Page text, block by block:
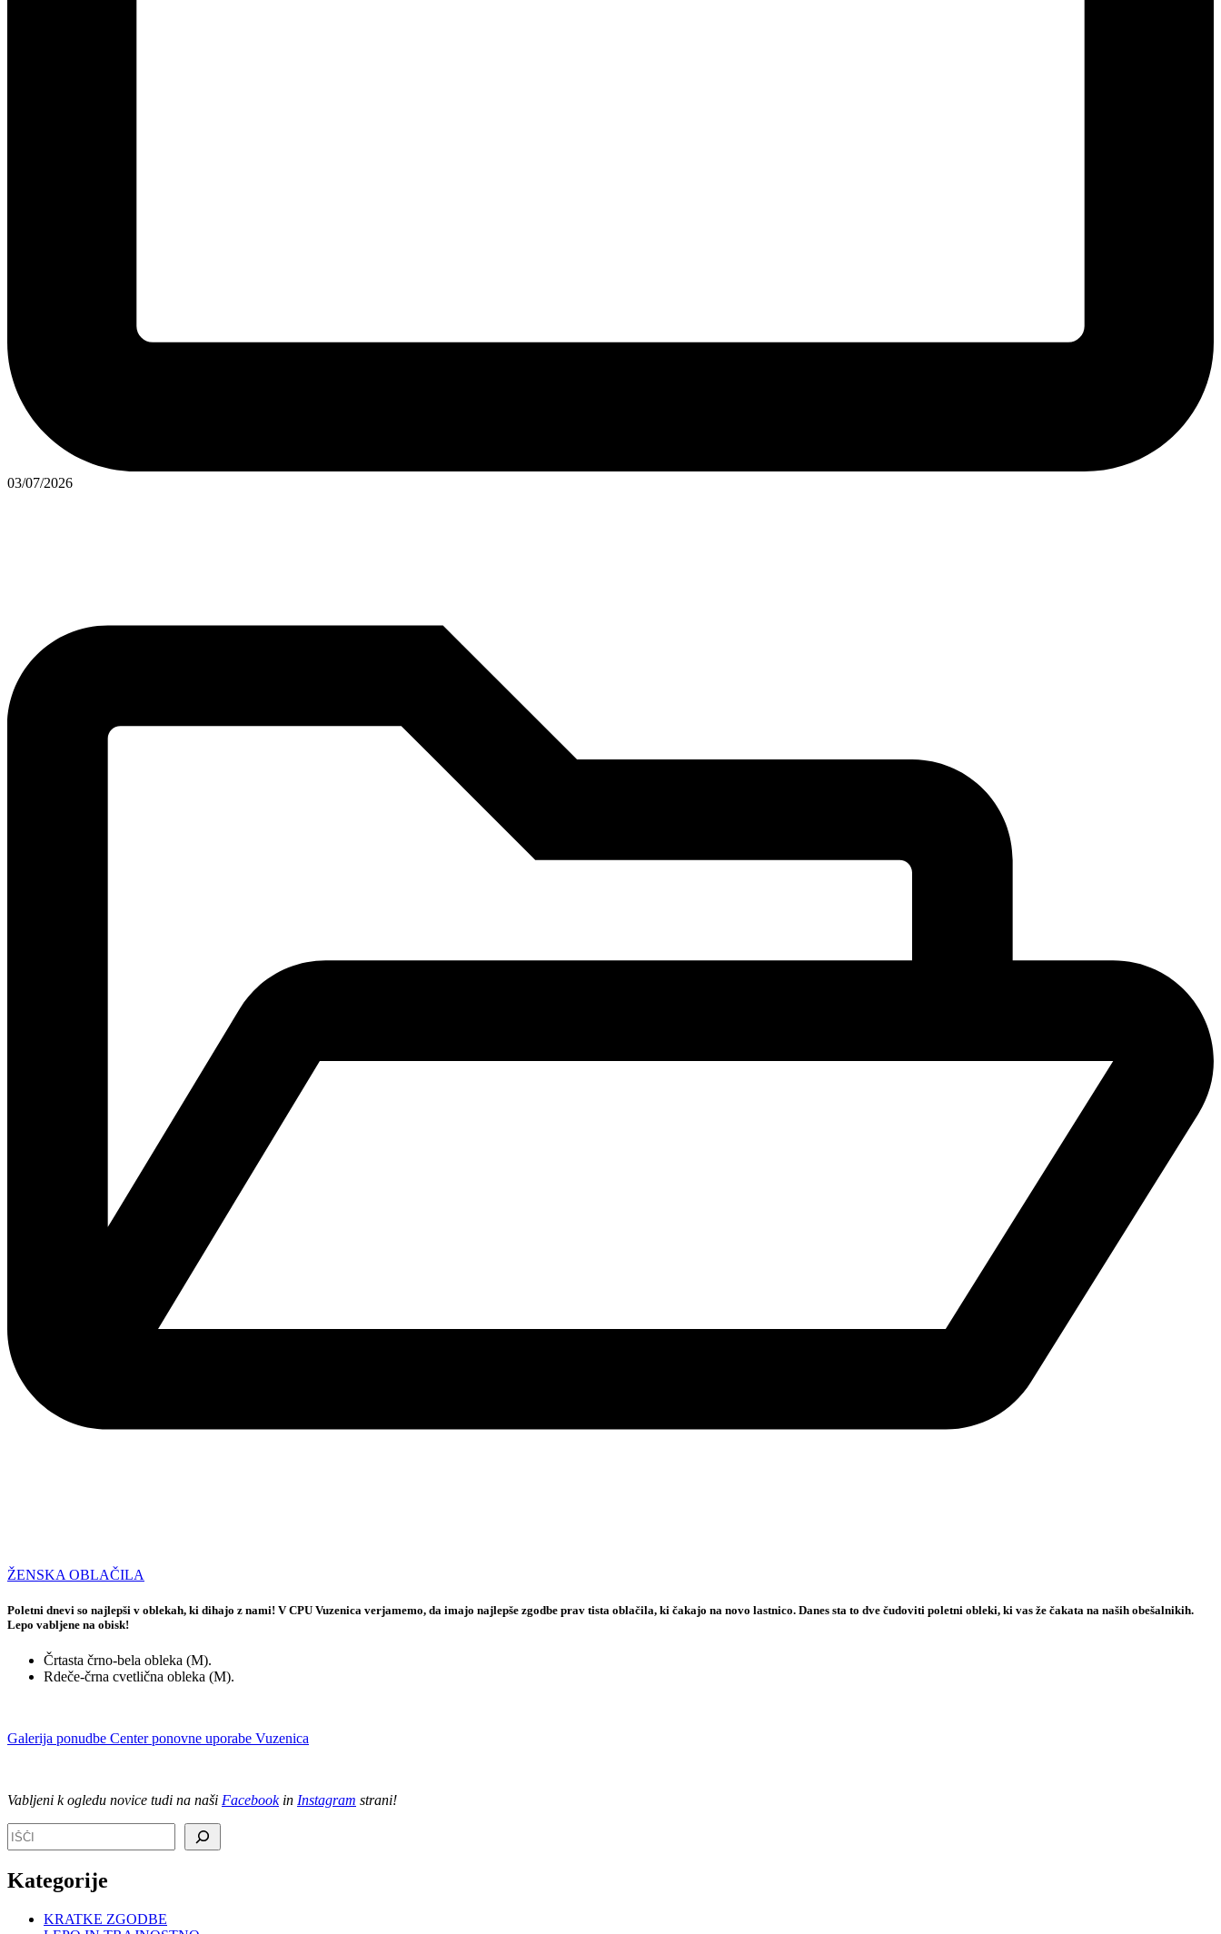
03/07/2026Posted
ŽENSKA OBLAČILA
Poletni dnevi so najlepši v oblekah, ki dihajo z nami! V CPU Vuzenica verjamemo, da imajo najlepše zgodbe prav tista oblačila, ki čakajo na novo lastnico. Danes sta to dve čudoviti poletni obleki, ki vas že čakata na naših obešalnikih.
Lepo vabljene na obisk!
Črtasta črno-bela obleka (M).
Rdeče-črna cvetlična obleka (M).
Galerija ponudbe Center ponovne uporabe Vuzenica
Vabljeni k ogledu novice tudi na naši Facebookin Instagram strani!
Išči
Kategorije
KRATKE ZGODBE